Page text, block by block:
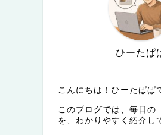
ひーたぱ
こんにちは！ひーたぱぱ
このブログでは、毎日の
を、わかりやすく紹介し